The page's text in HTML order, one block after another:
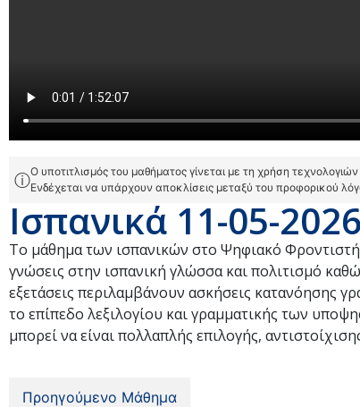
ⓘΟ υποτιτλισμός του μαθήματος γίνεται με τη χρήση
Ενδέχεται να υπάρχουν αποκλίσεις μεταξύ του προφορικού
Ισπανικά 11-05-2026
Το μάθημα των ισπανικών στο Ψηφιακό
γνώσεις στην ισπανική γλώσσα και πολιτισμό
εξετάσεις περιλαμβάνουν ασκήσεις κατανόησης
το επίπεδο λεξιλογίου και γραμματικής των
μπορεί να είναι πολλαπλής επιλογής,
Προηγούμενο Μάθημα